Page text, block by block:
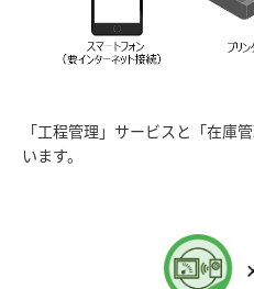
「工程管理」サービスと「在庫